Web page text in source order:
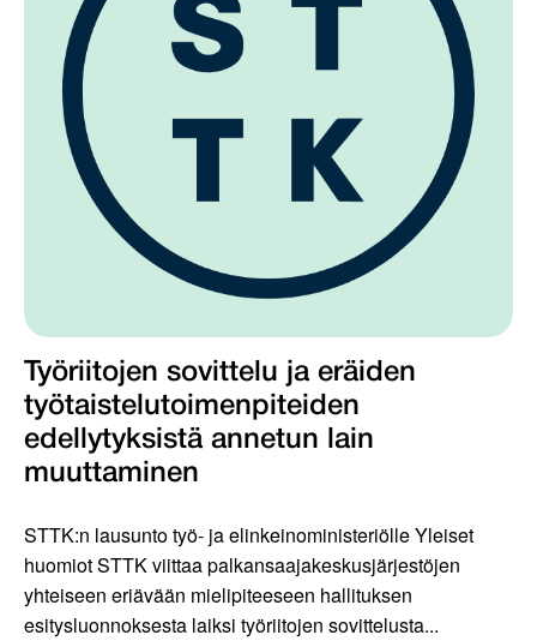
Työriitojen sovittelu ja eräiden
työtaistelutoimenpiteiden
edellytyksistä annetun lain
muuttaminen
STTK:n lausunto työ- ja elinkeinoministeriölle Yleiset
huomiot STTK viittaa palkansaajakeskusjärjestöjen
yhteiseen eriävään mielipiteeseen hallituksen
esitysluonnoksesta laiksi työriitojen sovittelusta...